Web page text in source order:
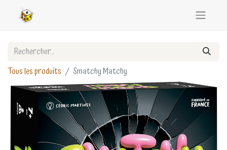
Tous les produits Smatchy Matchy